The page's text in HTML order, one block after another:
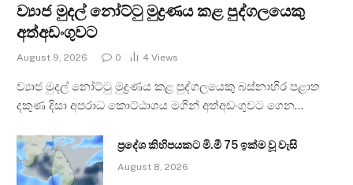
ව්‍යාජ මුදල් නෝට්ටු මුද්‍රණය කළ පුද්ගලයෙකු
අත්අඩංගුවට
August 9, 2026 0 4 Views
ව්‍යාජ මුදල් නෝට්ටු මුද්‍රණය කළ පුද්ගලයෙකු බස්නාහිර පළාත
දකුණ දිසා අපරාධ කොට්ඨාශය මගින් අත්අඩංගුවට ගෙන…
ප්‍රදේශ කිහිපයකට මි.මී 75 ඉක්ම වූ වැසි
August 8, 2026